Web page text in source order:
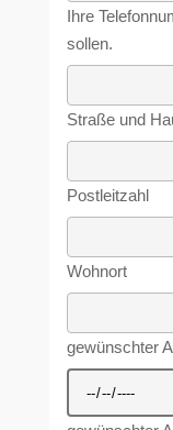
Ihre
sollen.
Straße und
Postleitzahl
Wohnort
gewünschter